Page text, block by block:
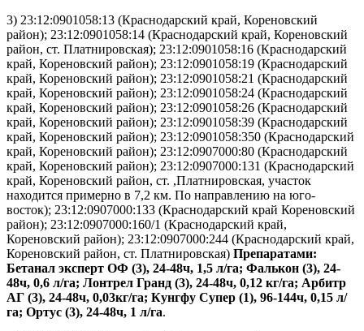
3) 23:12:0901058:13 (Краснодарский край, Кореновский
район); 23:12:0901058:14 (Краснодарский край, Кореновский
район, ст. Платнировская); 23:12:0901058:16 (Краснодарский
край, Кореновский район); 23:12:0901058:19 (Краснодарский
край, Кореновский район); 23:12:0901058:21 (Краснодарский
край, Кореновский район); 23:12:0901058:24 (Краснодарский
край, Кореновский район); 23:12:0901058:26 (Краснодарский
край, Кореновский район); 23:12:0901058:39 (Краснодарский
край, Кореновский район); 23:12:0901058:350 (Краснодарский
край, Кореновский район); 23:12:0907000:80 (Краснодарский
край, Кореновский район); 23:12:0907000:131 (Краснодарский
край, Кореновский район, ст. ,Платнировская, участок
находится примерно в 7,2 км. По направлению на юго-
восток); 23:12:0907000:133 (Краснодарский край Кореновский
район); 23:12:0907000:160/1 (Краснодарский край,
Кореновский район); 23:12:0907000:244 (Краснодарский край,
Кореновский район, ст. Платнировская) Препаратами:
Бетанал эксперт ОФ (3), 24-48ч, 1,5 л/га; Фалькон (3), 24-
48ч, 0,6 л/га; Лонтрел Гранд (3), 24-48ч, 0,12 кг/га; Арбитр
АГ (3), 24-48ч, 0,03кг/га; Кунгфу Супер (1), 96-144ч, 0,15 л/
га; Ортус (3), 24-48ч, 1 л/га.